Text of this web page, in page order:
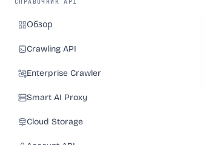
Обзор
Crawling API
Enterprise Crawler
Smart AI Proxy
Cloud Storage